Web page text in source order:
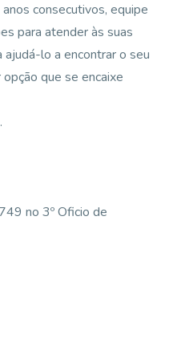
consecutivos, equipe
para atender às suas
lo a encontrar o seu
que se encaixe
no 3º Oficio de